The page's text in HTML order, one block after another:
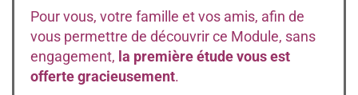
Pour vous, votre famille et vos amis, afin de
vous permettre de découvrir ce Module, sans
engagement, la première étude vous est
offerte gracieusement.